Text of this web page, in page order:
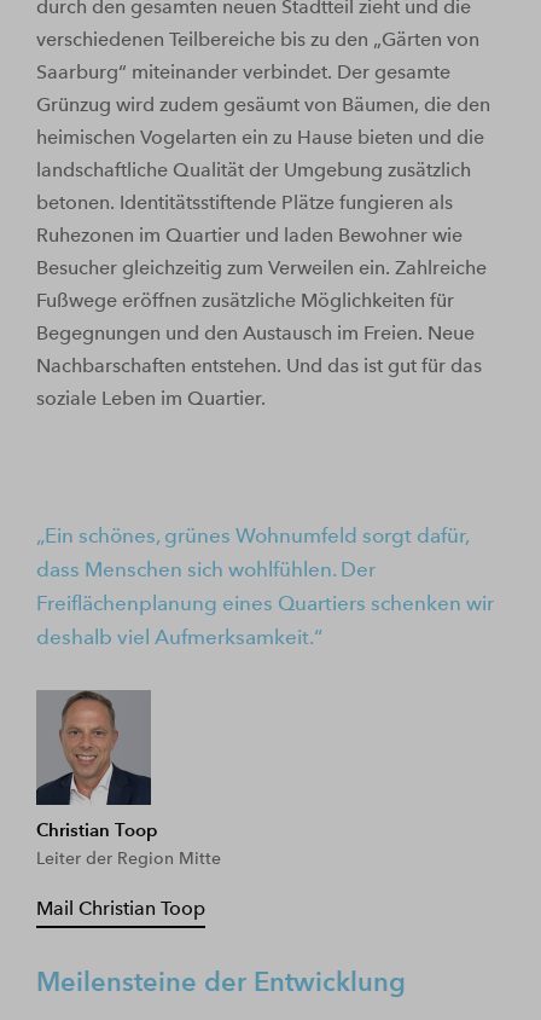
durch den gesamten neuen Stadtteil zieht und die
verschiedenen Teilbereiche bis zu den „Gärten von
Saarburg“ miteinander verbindet. Der gesamte
Grünzug wird zudem gesäumt von Bäumen, die den
heimischen Vogelarten ein zu Hause bieten und die
landschaftliche Qualität der Umgebung zusätzlich
betonen. Identitätsstiftende Plätze fungieren als
Ruhezonen im Quartier und laden Bewohner wie
Besucher gleichzeitig zum Verweilen ein. Zahlreiche
Fußwege eröffnen zusätzliche Möglichkeiten für
Begegnungen und den Austausch im Freien. Neue
Nachbarschaften entstehen. Und das ist gut für das
soziale Leben im Quartier.
Ein schönes, grünes Wohnumfeld sorgt dafür,
dass Menschen sich wohlfühlen. Der
Freiflächenplanung eines Quartiers schenken wir
deshalb viel Aufmerksamkeit.
Christian Toop
Leiter der Region Mitte
Mail Christian Toop
Meilensteine der Entwicklung